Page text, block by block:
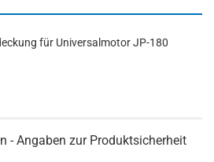
für Universalmotor JP-180
- Angaben zur Produktsicherheit